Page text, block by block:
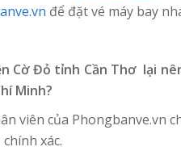
để đặt vé máy bay
Cờ Đỏ tỉnh Cần Thơ lại
Minh?
viên của Phongbanve.vn
xác.